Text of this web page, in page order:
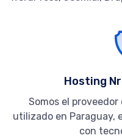
Hosting
Somos el
utilizado en Paraguay,
con